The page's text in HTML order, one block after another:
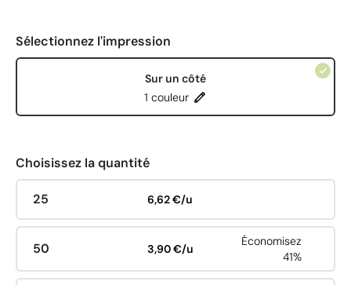
Sélectionnez l'impression
Sur un côté
1 couleur
Choisissez la quantité
25 6,62 €/u
50 3,90 €/u
Économisez
41%